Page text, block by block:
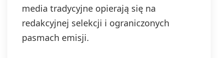
media tradycyjne opierają się na
redakcyjnej selekcji i ograniczonych
pasmach emisji.